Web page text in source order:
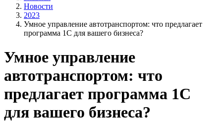
Новости
2023
Умное управление автотранспортом: что предлагает
программа 1С для вашего бизнеса?
Умное управление
автотранспортом: что
предлагает программа 1С
для вашего бизнеса?